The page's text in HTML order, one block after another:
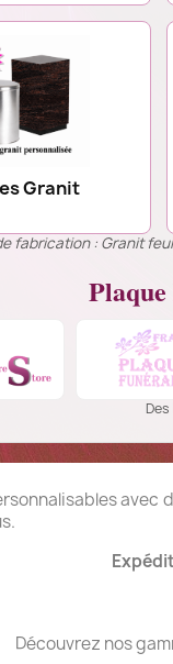
Granit
fabrication : Granit
Découvrez nos